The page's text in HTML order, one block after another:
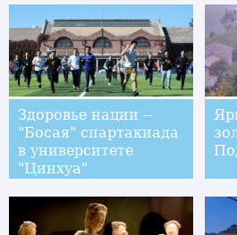
Здоровье нации --
"Босая" спартакиада
в университете
"Цинхуа"